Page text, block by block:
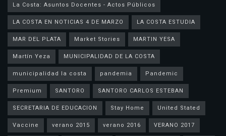
La Costa: Asuntos Docentes - Actos Públicos
LA COSTA EN NOTICIAS 4 DE MARZO
LA COSTA ESTUDIA
MAR DEL PLATA
Market Stories
MARTIN YESA
Martín Yeza
MUNICIPALIDAD DE LA COSTA
municipalidad la costa
pandemia
Pandemic
Premium
SANTORO
SANTORO CARLOS ESTEBAN
SECRETARIA DE EDUCACION
Stay Home
United Stated
Vaccine
verano 2015 verano 2016
VERANO 2017